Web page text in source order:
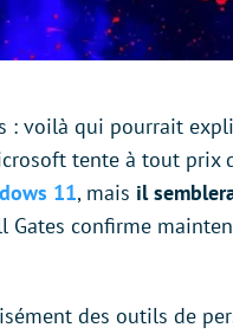
: voilà qui pourrait
tente à tout prix
11, mais il
Gates confirme
des outils de